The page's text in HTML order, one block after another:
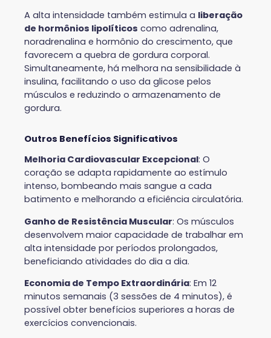
A alta intensidade também estimula a liberação
de hormônios lipolíticos como adrenalina,
noradrenalina e hormônio do crescimento, que
favorecem a quebra de gordura corporal.
Simultaneamente, há melhora na sensibilidade à
insulina, facilitando o uso da glicose pelos
músculos e reduzindo o armazenamento de
gordura.
Outros Benefícios Significativos
Melhoria Cardiovascular Excepcional: O
coração se adapta rapidamente ao estímulo
intenso, bombeando mais sangue a cada
batimento e melhorando a eficiência circulatória.
Ganho de Resistência Muscular: Os músculos
desenvolvem maior capacidade de trabalhar em
alta intensidade por períodos prolongados,
beneficiando atividades do dia a dia.
Economia de Tempo Extraordinária: Em 12
minutos semanais (3 sessões de 4 minutos), é
possível obter benefícios superiores a horas de
exercícios convencionais.